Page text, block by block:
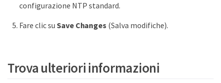
configurazione NTP standard.
Fare clic su Save Changes (Salva modifiche).
Trova ulteriori informazioni